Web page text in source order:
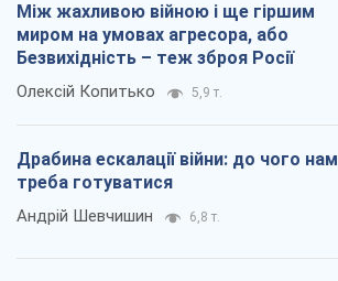
Між жахливою війною і ще гіршим
миром на умовах агресора, або
Безвихідність – теж зброя Росії
Олексій Копитько 5,9 т.
Драбина ескалації війни: до чого нам
треба готуватися
Андрій Шевчишин 6,8 т.